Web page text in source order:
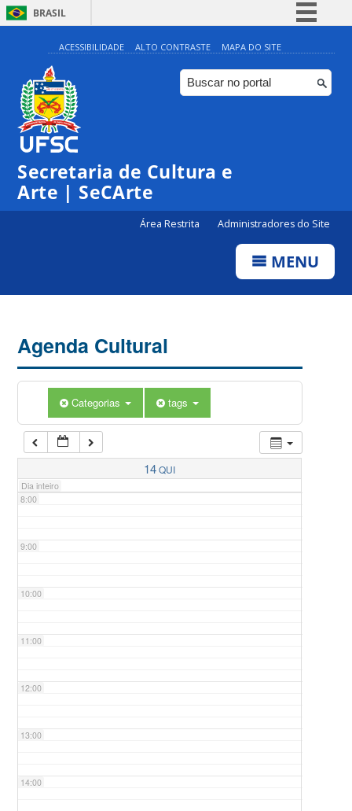
BRASIL
Simplifique!
Comunica BR
Participe
ACESSIBILIDADE ALTO CONTRASTE MAPA DO SITE
Secretaria de Cultura e
Arte | SeCArte
Área Restrita Administradores do Site
MENU
Agenda Cultural
Categorias tags
14QUI
Dia inteiro
0:00
1:00
5:00
7:00
8:00
9:00
10:00
11:00
12:00
13:00
14:00